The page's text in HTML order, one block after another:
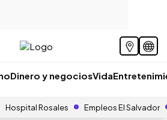
Dinero y negociosVida
Hospital Rosales Empleos El Salvador